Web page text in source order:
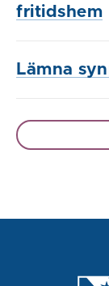
fritidshem
Lämna